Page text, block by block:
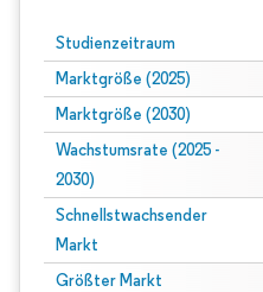
Studienzeitraum
Marktgröße (2025)
Marktgröße (2030)
Wachstumsrate (2025 -
2030)
Schnellstwachsender
Markt
Größter Markt